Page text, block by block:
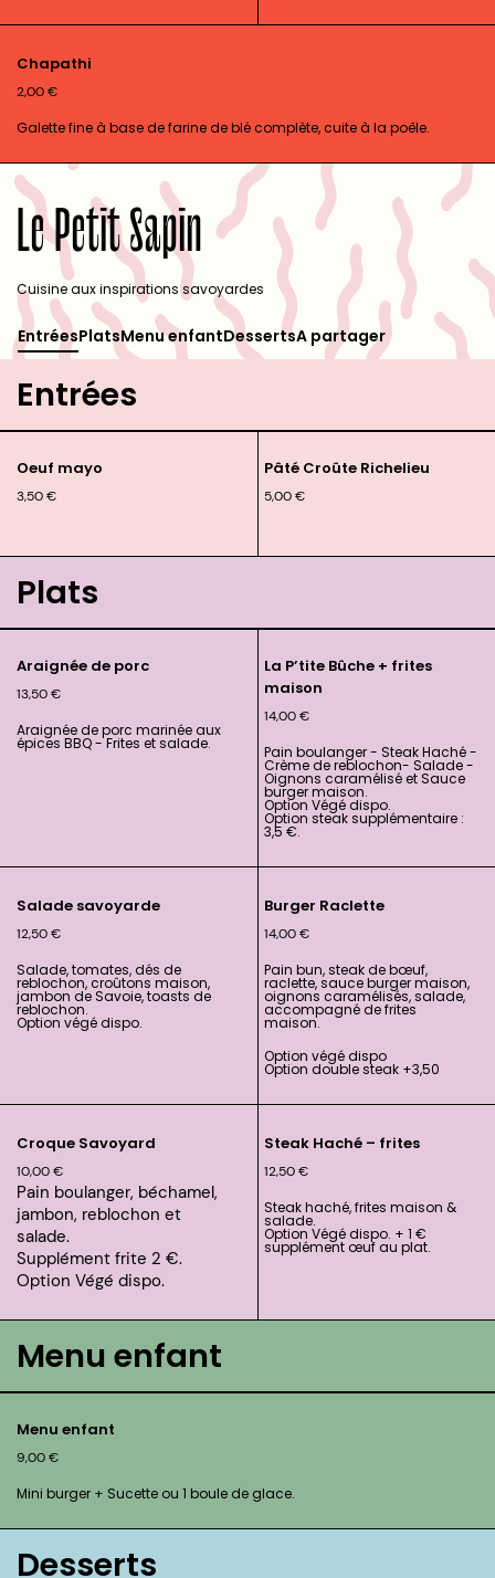
Chapathi
2,00€
Galette fine à base de farine de blé complète, cuite à la poêle.
Le Petit Sapin
Cuisine aux inspirations savoyardes
EntréesPlatsMenu enfantDessertsA partager
Entrées
Oeuf mayo
3,50€
Pâté Croûte Richelieu
5,00€
Plats
Araignée de porc
13,50€
Araignée de porc marinée aux
épices BBQ - Frites et salade.
La P’tite Bûche + frites
maison
14,00€
Pain boulanger - Steak Haché -
Crème de reblochon- Salade -
Oignons caramélisé et Sauce
burger maison.
Option Végé dispo.
Option steak supplémentaire :
3,5 €.
Salade savoyarde
12,50€
Salade, tomates, dés de
reblochon, croûtons maison,
jambon de Savoie, toasts de
reblochon.
Option végé dispo.
Burger Raclette
14,00€
Pain bun, steak de bœuf,
raclette, sauce burger maison,
oignons caramélisés, salade,
accompagné de frites
maison.
Option végé dispo
Option double steak +3,50
Croque Savoyard
10,00€
Pain boulanger, béchamel,
jambon, reblochon et
salade.
Supplément frite 2 €.
Option Végé dispo.
Steak Haché – frites
12,50€
Steak haché, frites maison &
salade.
Option Végé dispo. + 1 €
supplément œuf au plat.
Menu enfant
Menu enfant
9,00€
Mini burger + Sucette ou 1 boule de glace.
Desserts